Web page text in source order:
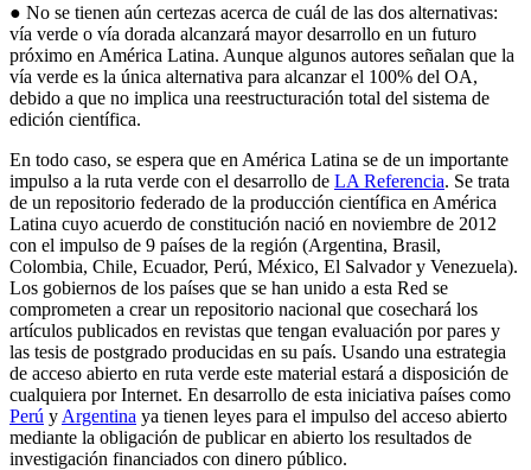
● No se tienen aún certezas acerca de cuál de las dos alternativas:
vía verde o vía dorada alcanzará mayor desarrollo en un futuro
próximo en América Latina. Aunque algunos autores señalan que la
vía verde es la única alternativa para alcanzar el 100% del OA,
debido a que no implica una reestructuración total del sistema de
edición científica.
En todo caso, se espera que en América Latina se de un importante
impulso a la ruta verde con el desarrollo de LA Referencia. Se trata
de un repositorio federado de la producción científica en América
Latina cuyo acuerdo de constitución nació en noviembre de 2012
con el impulso de 9 países de la región (Argentina, Brasil,
Colombia, Chile, Ecuador, Perú, México, El Salvador y Venezuela).
Los gobiernos de los países que se han unido a esta Red se
comprometen a crear un repositorio nacional que cosechará los
artículos publicados en revistas que tengan evaluación por pares y
las tesis de postgrado producidas en su país. Usando una estrategia
de acceso abierto en ruta verde este material estará a disposición de
cualquiera por Internet. En desarrollo de esta iniciativa países como
Perú y Argentina ya tienen leyes para el impulso del acceso abierto
mediante la obligación de publicar en abierto los resultados de
investigación financiados con dinero público.